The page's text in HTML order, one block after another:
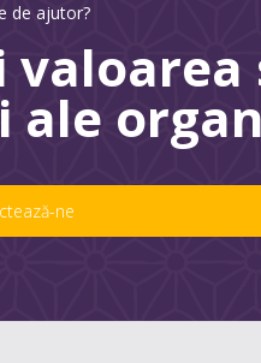
de ajutor?
ne